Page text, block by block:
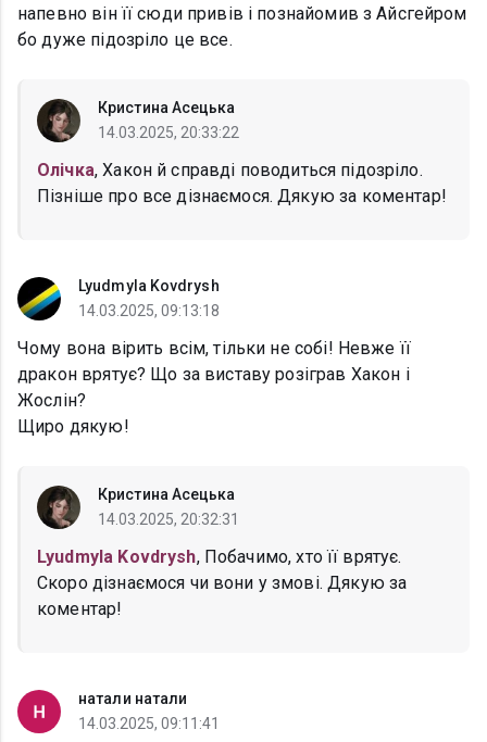
напевно він її сюди привів і познайомив з Айсгейром
бо дуже підозріло це все.
Кристина Асецька
14.03.2025, 20:33:22
Олічка, Хакон й справді поводиться підозріло.
Пізніше про все дізнаємося. Дякую за коментар!
Lyudmyla Kovdrysh
14.03.2025, 09:13:18
Чому вона вірить всім, тільки не собі! Невже її
дракон врятує? Що за виставу розіграв Хакон і
Жослін?
Щиро дякую!
Кристина Асецька
14.03.2025, 20:32:31
Lyudmyla Kovdrysh, Побачимо, хто її врятує.
Скоро дізнаємося чи вони у змові. Дякую за
коментар!
натали натали
14.03.2025, 09:11:41